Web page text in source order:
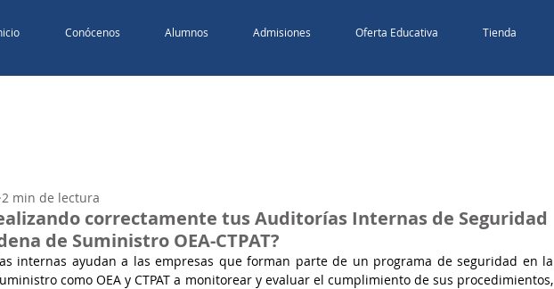
Conócenos Alumnos Admisiones Oferta Educativa Tienda
correctamente tus Auditorías Internas de Seguridad
de Suministro OEA-CTPAT?
2 min de lectura
internas ayudan a las empresas que forman parte de un programa de seguridad en la
como OEA y CTPAT a monitorear y evaluar el cumplimiento de sus procedimientos,